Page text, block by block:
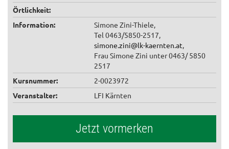
Örtlichkeit:
Information:
Simone Zini-Thiele,
Tel 0463/5850-2517,
simone.zini@lk-kaernten.at,
Frau Simone Zini unter 0463/ 5850
2517
Kursnummer:
2-0023972
Veranstalter:
LFI Kärnten
Jetzt vormerken